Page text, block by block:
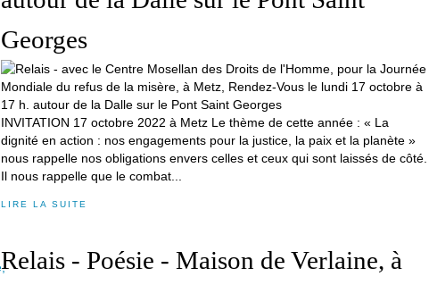
Georges
INVITATION 17 octobre 2022 à Metz Le thème de cette année : « La
dignité en action : nos engagements pour la justice, la paix et la planète »
nous rappelle nos obligations envers celles et ceux qui sont laissés de côté.
Il nous rappelle que le combat...
LIRE LA SUITE
Relais - Poésie - Maison de Verlaine, à